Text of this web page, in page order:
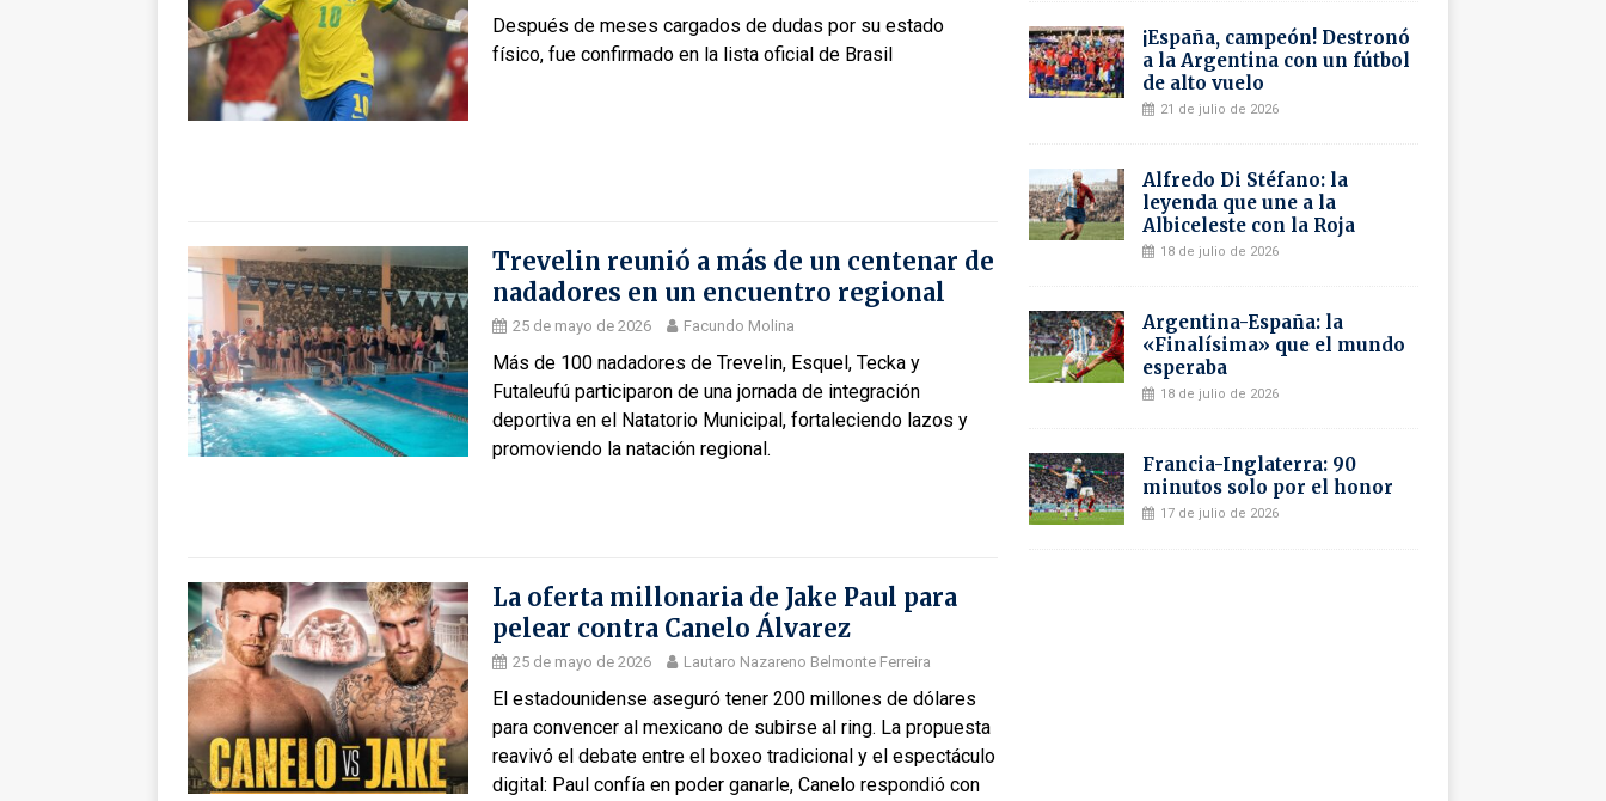
Después de meses cargados de dudas por su estado
físico, fue confirmado en la lista oficial de Brasil
Trevelin reunió a más de un centenar de
nadadores en un encuentro regional
25 de mayo de 2026 Facundo Molina
Más de 100 nadadores de Trevelin, Esquel, Tecka y
Futaleufú participaron de una jornada de integración
deportiva en el Natatorio Municipal, fortaleciendo lazos y
promoviendo la natación regional.
La oferta millonaria de Jake Paul para
pelear contra Canelo Álvarez
25 de mayo de 2026 Lautaro Nazareno Belmonte Ferreira
El estadounidense aseguró tener 200 millones de dólares
para convencer al mexicano de subirse al ring. La propuesta
reavivó el debate entre el boxeo tradicional y el espectáculo
digital: Paul confía en poder ganarle, Canelo respondió con
¡España, campeón! Destronó
a la Argentina con un fútbol
de alto vuelo
21 de julio de 2026
Alfredo Di Stéfano: la
leyenda que une a la
Albiceleste con la Roja
18 de julio de 2026
Argentina-España: la
«Finalísima» que el mundo
esperaba
18 de julio de 2026
Francia-Inglaterra: 90
minutos solo por el honor
17 de julio de 2026